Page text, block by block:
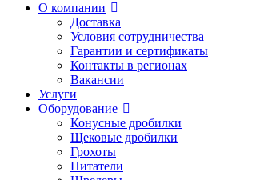
О компании
Доставка
Условия сотрудничества
Гарантии и сертификаты
Контакты в регионах
Вакансии
Услуги
Оборудование
Конусные дробилки
Щековые дробилки
Грохоты
Питатели